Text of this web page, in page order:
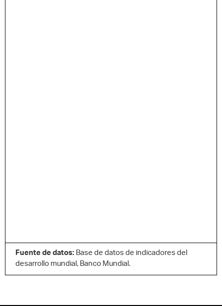
Fuente de datos: Base de datos de indicadores del
desarrollo mundial, Banco Mundial.